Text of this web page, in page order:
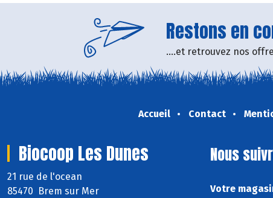
Restons en
....et retrouvez nos
Accueil Contact
Biocoop Les Dunes
21 rue de l'ocean
85470 Brem sur Mer
Nous
Votre